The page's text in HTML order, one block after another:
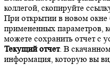
коллегой, скопируйте
При открытии в новом окне
примененных параметров,
можете сохранить отчет с
Текущий отчет. В
информация, которую вы